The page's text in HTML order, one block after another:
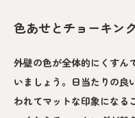
色あせとチョーキン
外壁の色が全体的にくすん
いましょう。日当たりの良
われてマットな印象になる